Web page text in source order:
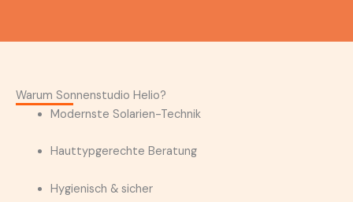
Warum Sonnenstudio Helio?
Modernste Solarien-Technik
Hauttypgerechte Beratung
Hygienisch & sicher